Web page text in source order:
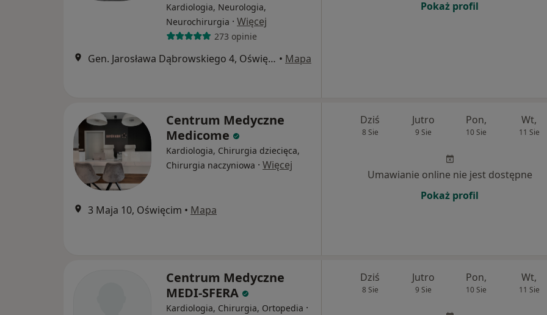
Kardiologia, Neurologia,
Neurochirurgia · Więcej
273 opinie
Gen. Jarosława Dąbrowskiego 4, Oświęcim • Mapa
Pokaż profil
Centrum Medyczne
Medicome
Kardiologia, Chirurgia dziecięca,
Chirurgia naczyniowa · Więcej
3 Maja 10, Oświęcim • Mapa
Dziś
8 Sie
Jutro
9 Sie
Pon,
10 Sie
Wt,
11 Sie
Umawianie online nie jest dostępne
Pokaż profil
Centrum Medyczne
MEDI-SFERA
Kardiologia, Chirurgia, Ortopedia ·
Dziś
8 Sie
Jutro
9 Sie
Pon,
10 Sie
Wt,
11 Sie